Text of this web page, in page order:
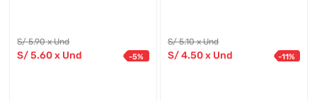
S/5.90 x Und
S/5.60 x Und -5%
S/5.10 x Und
S/4.50x Und -11%